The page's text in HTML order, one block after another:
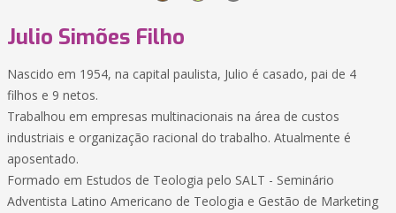
Julio Simões Filho
Nascido em 1954, na capital paulista, Julio é casado, pai de 4
filhos e 9 netos.
Trabalhou em empresas multinacionais na área de custos
industriais e organização racional do trabalho. Atualmente é
aposentado.
Formado em Estudos de Teologia pelo SALT - Seminário
Adventista Latino Americano de Teologia e Gestão de Marketing